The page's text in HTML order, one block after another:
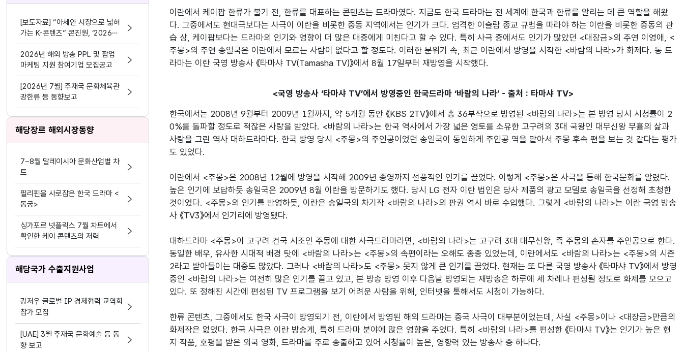
[보도자료] “아세안 시장으로 넓혀
가는 K-콘텐츠” 콘진원, ‘2026
한-아세안 K-콘텐츠 비즈위크’성공
적 마무리
2026년 해외 방송 PPL 및 팝업
마케팅 지원 참여기업 모집공고
[2026년 7월] 주재국 문화체육관
광한류 등 동향보고
해당장르 해외시장동향
7~8월 말레이시아 문화산업별 차
트
필리핀을 사로잡은 한국 드라마 <
동궁>
싱가포르 넷플릭스 7월 차트에서
확인한 케이 콘텐츠의 저력
해당국가 수출지원사업
광저우 글로벌 IP 경제협력 교역회
참가 모집
[UAE] 3월 주재국 문화예술 등 동
향 보고
이란에서 케이팝 한류가 불기 전, 한류를 대표하는 콘텐츠는 드라마였다. 지금도 한국 드라마는 전 세계에 한국과 한류를 알리는 데 큰 역할을 해왔
다. 그중에서도 현대극보다는 사극이 이란을 비롯한 중동 지역에서는 인기가 크다. 엄격한 이슬람 종교 규범을 따라야 하는 이란을 비롯한 중동의 관
습 상, 케이팝보다는 드라마의 인기와 영향이 더 많은 대중에게 미친다고 할 수 있다. 특히 사극 중에서도 인기가 많았던 <대장금>의 주연 이영애, <
주몽>의 주연 송일국은 이란에서 모르는 사람이 없다고 할 정도다. 이러한 분위기 속, 최근 이란에서 방영을 시작한 <바람의 나라>가 화제다. 동 드
라마는 이란 국영 방송사 《타마샤 TV(Tamasha TV)》에서 8월 17일부터 재방영을 시작했다.
<국영 방송사 ‘타마샤 TV’에서 방영중인 한국드라마 ‘바람의 나라’ - 출처 : 타마샤 TV>
한국에서는 2008년 9월부터 2009년 1월까지, 약 5개월 동안 《KBS 2TV》에서 총 36부작으로 방영된 <바람의 나라>는 본 방영 당시 시청률이 2
0%를 돌파할 정도로 적잖은 사랑을 받았다. <바람의 나라>는 한국 역사에서 가장 넓은 영토를 소유한 고구려의 3대 국왕인 대무신왕 무휼의 삶과
사랑을 그린 역사 대하드라마다. 한국 방영 당시 <주몽>의 주인공이었던 송일국이 동일하게 주인공 역을 맡아서 주몽 후속 편을 보는 것 같다는 평가
도 있었다.
이란에서 <주몽>은 2008년 12월에 방영을 시작해 2009년 종영까지 선풍적인 인기를 끌었다. 이렇게 <주몽>은 사극을 통해 한국문화를 알렸다.
높은 인기에 보답하듯 송일국은 2009년 8월 이란을 방문하기도 했다. 당시 LG 전자 이란 법인은 당사 제품의 광고 모델로 송일국을 선정해 초청한
것이었다. <주몽>의 인기를 반영하듯, 이란은 송일국의 차기작 <바람의 나라>의 판권 역시 바로 수입했다. 그렇게 <바람의 나라>는 이란 국영 방송
사 《TV3》에서 인기리에 방영됐다.
대하드라마 <주몽>이 고구려 건국 시조인 주몽에 대한 사극드라마라면, <바람의 나라>는 고구려 3대 대무신왕, 즉 주몽의 손자를 주인공으로 한다.
동일한 배우, 유사한 시대적 배경 탓에 <바람의 나라>는 <주몽>의 속편이라는 오해도 종종 있었는데, 이란에서도 <바람의 나라>는 <주몽>의 시즌
2라고 받아들이는 대중도 많았다. 그러나 <바람의 나라>도 <주몽> 못지 않게 큰 인기를 끌었다. 현재는 또 다른 국영 방송사 《타마샤 TV》에서 방영
중인 <바람의 나라>는 여전히 많은 인기를 끌고 있고, 본 방송 방영 이후 다음날 방영되는 재방송은 하루에 세 차례나 편성될 정도로 화제를 모으고
있다. 또 정해진 시간에 편성된 TV 프로그램을 보기 어려운 사람을 위해, 인터넷을 통해서도 시청이 가능하다.
한류 콘텐츠, 그중에서도 한국 사극이 방영되기 전, 이란에서 방영된 해외 드라마는 중국 사극이 대부분이었는데, 사실 <주몽>이나 <대장금>만큼의
화제작은 없었다. 한국 사극은 이란 방송계, 특히 드라마 분야에 많은 영향을 주었다. 특히 <바람의 나라>를 편성한 《타마샤 TV》는 인기가 높은 현
지 작품, 호평을 받은 외국 영화, 드라마를 주로 송출하고 있어 시청률이 높은, 영향력 있는 방송사 중 하나다.